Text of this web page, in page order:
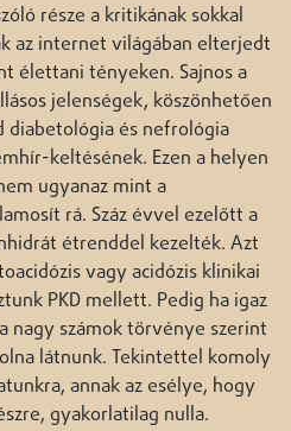
része a kritikának sokkal
az internet világában elterjedt
élettani tényeken. Sajnos a
jelenségek, köszönhetően
diabetológia és nefrológia
keltésének. Ezen a helyen
ugyanaz mint a
rá. Száz évvel ezelőtt a
étrenddel kezelték. Azt
vagy acidózis klinikai
PKD mellett. Pedig ha igaz
nagy számok törvénye szerint
látnunk. Tekintettel komoly
annak az esélye, hogy
gyakorlatilag nulla.